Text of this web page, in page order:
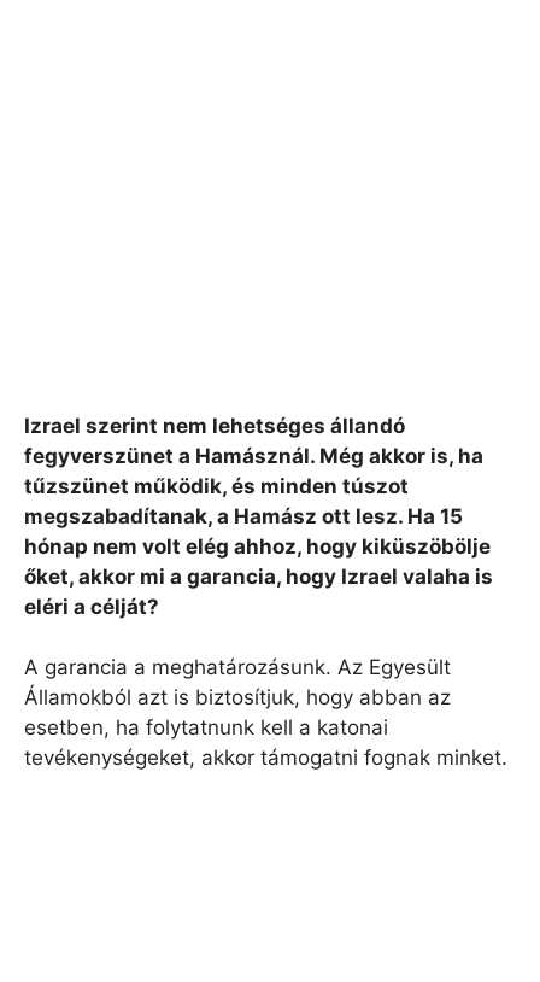
Izrael szerint nem lehetséges állandó
fegyverszünet a Hamásznál. Még akkor is, ha
tűzszünet működik, és minden túszot
megszabadítanak, a Hamász ott lesz. Ha 15
hónap nem volt elég ahhoz, hogy kiküszöbölje
őket, akkor mi a garancia, hogy Izrael valaha is
eléri a célját?
A garancia a meghatározásunk. Az Egyesült
Államokból azt is biztosítjuk, hogy abban az
esetben, ha folytatnunk kell a katonai
tevékenységeket, akkor támogatni fognak minket.